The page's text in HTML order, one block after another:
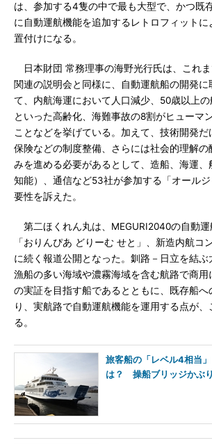
は、参加する4隻の中で最も大型で、かつ既
に自動運航機能を追加するレトロフィットに
置付けになる。
日本財団 常務理事の海野光行氏は、これ
関連の説明会と同様に、自動運航船の開発に
て、内航海運において人口減少、50歳以上
といった高齢化、海難事故の8割がヒューマ
ことなどを挙げている。加えて、技術開発
保険などの制度整備、さらには社会的理解の
みを進める必要があるとして、造船、海運、
知能）、通信など53社が参加する「オール
要性を訴えた。
第二ほくれん丸は、MEGURI2040の自動
「おりんぴあ どりーむ せと」、新造内航コ
に続く報道公開となった。釧路－日立を結ぶ
漁船の多い海域や濃霧海域を含む航路で商
の実証を目指す船であるとともに、既存船へ
り、実航路で自動運航機能を運用する点が
る。
旅客船の「レベル4相当
は？ 操船ブリッジかぶ